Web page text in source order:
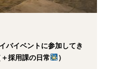
バイベントに参加してき
＋採用課の日常 ）